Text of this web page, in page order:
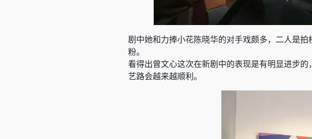
剧中她和力捧小花陈晓华的对手戏颇多，二人是
粉。
看得出曾文心这次在新剧中的表现是有明显进步
艺路会越来越顺利。